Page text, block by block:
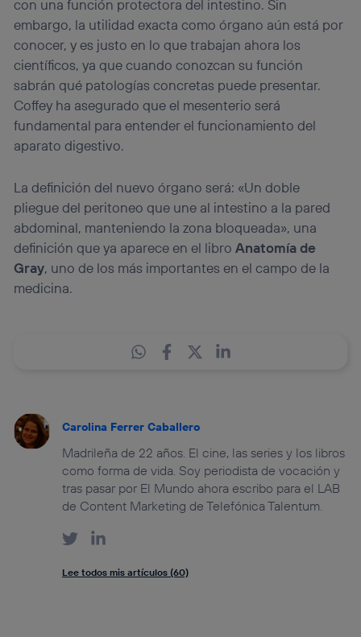
con una función protectora del intestino. Sin
embargo, la utilidad exacta como órgano aún está por
conocer, y es justo en lo que trabajan ahora los
científicos, ya que cuando conozcan su función
sabrán qué patologías concretas puede presentar.
Coffey ha asegurado que el mesenterio será
fundamental para entender el funcionamiento del
aparato digestivo.
La definición del nuevo órgano será: «Un doble
pliegue del peritoneo que une al intestino a la pared
abdominal, manteniendo la zona bloqueada», una
definición que ya aparece en el libroAnatomía de
Gray, uno de los más importantes en el campo de la
medicina.
Carolina Ferrer Caballero
Madrileña de 22 años. El cine, las series y los libros
como forma de vida. Soy periodista de vocación y
tras pasar por El Mundo ahora escribo para el LAB
de Content Marketing de Telefónica Talentum.
Lee todos mis artículos (60)